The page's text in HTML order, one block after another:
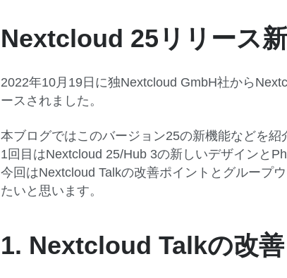
Nextcloud 25リリース
2022年10月19日に独Nextcloud GmbH社から
ースされました。
本ブログではこのバージョン25の新機能などを紹
1回目はNextcloud 25/Hub 3の新しいデザインと
今回はNextcloud Talkの改善ポイントとグループ
たいと思います。
1. Nextcloud Talkの改善